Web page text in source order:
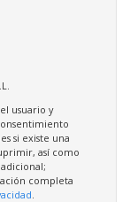
usuario y
si existe una
así como
completa